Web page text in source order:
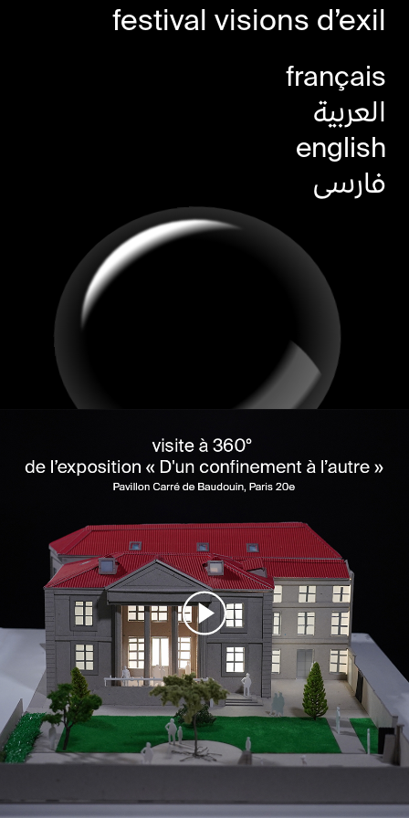
festival visions d’exil
français
العربية
english
فارسی